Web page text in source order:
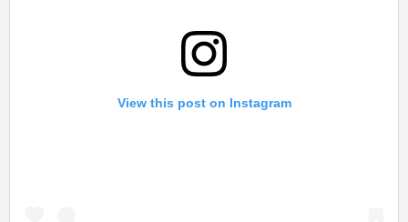
View this post on Instagram